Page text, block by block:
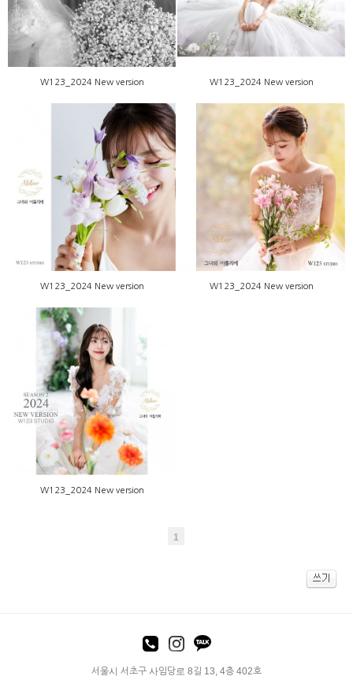
W123_2024 New version W123_2024 New version
W123_2024 New version
W123_2024 New version
W123_2024 New version
W123_2024 New version
W123_2024 New version
W123_2024 New version
1
서울시 서초구 사임당로 8길 13, 4층 402호